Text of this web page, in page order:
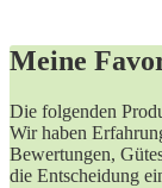
Meine
Die folgenden Produkte haben wir sorgfältig für dich ausgewählt.
Wir haben
Bewertungen,
die Entscheidung